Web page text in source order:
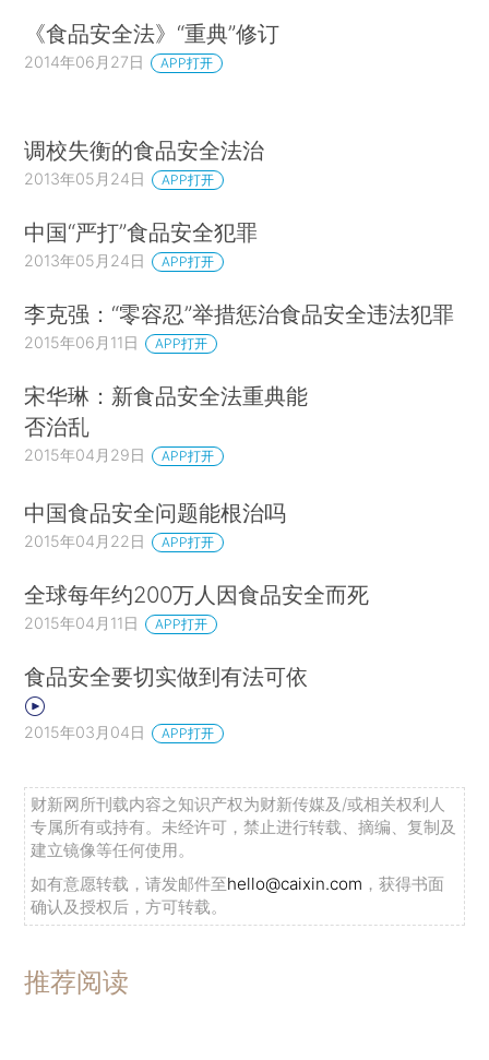
《食品安全法》“重典”修订
2014年06月27日 APP打开
调校失衡的食品安全法治
2013年05月24日 APP打开
中国“严打”食品安全犯罪
2013年05月24日 APP打开
李克强：“零容忍”举措惩治食品安全违法犯罪
2015年06月11日 APP打开
宋华琳：新食品安全法重典能
否治乱
2015年04月29日 APP打开
中国食品安全问题能根治吗
2015年04月22日 APP打开
全球每年约200万人因食品安全而死
2015年04月11日 APP打开
食品安全要切实做到有法可依
2015年03月04日 APP打开
财新网所刊载内容之知识产权为财新传媒及/或相关权利人
专属所有或持有。未经许可，禁止进行转载、摘编、复制及
建立镜像等任何使用。
如有意愿转载，请发邮件至hello@caixin.com ，获得书面
确认及授权后，方可转载。
推荐阅读